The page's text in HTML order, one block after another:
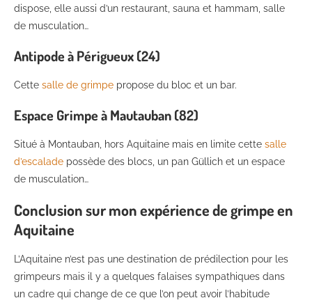
dispose, elle aussi d’un restaurant, sauna et hammam, salle
de musculation…
Antipode à Périgueux (24)
Cette salle de grimpe propose du bloc et un bar.
Espace Grimpe à Mautauban (82)
Situé à Montauban, hors Aquitaine mais en limite cette salle
d’escalade possède des blocs, un pan Güllich et un espace
de musculation…
Conclusion sur mon expérience de grimpe en
Aquitaine
L’Aquitaine n’est pas une destination de prédilection pour les
grimpeurs mais il y a quelques falaises sympathiques dans
un cadre qui change de ce que l’on peut avoir l’habitude